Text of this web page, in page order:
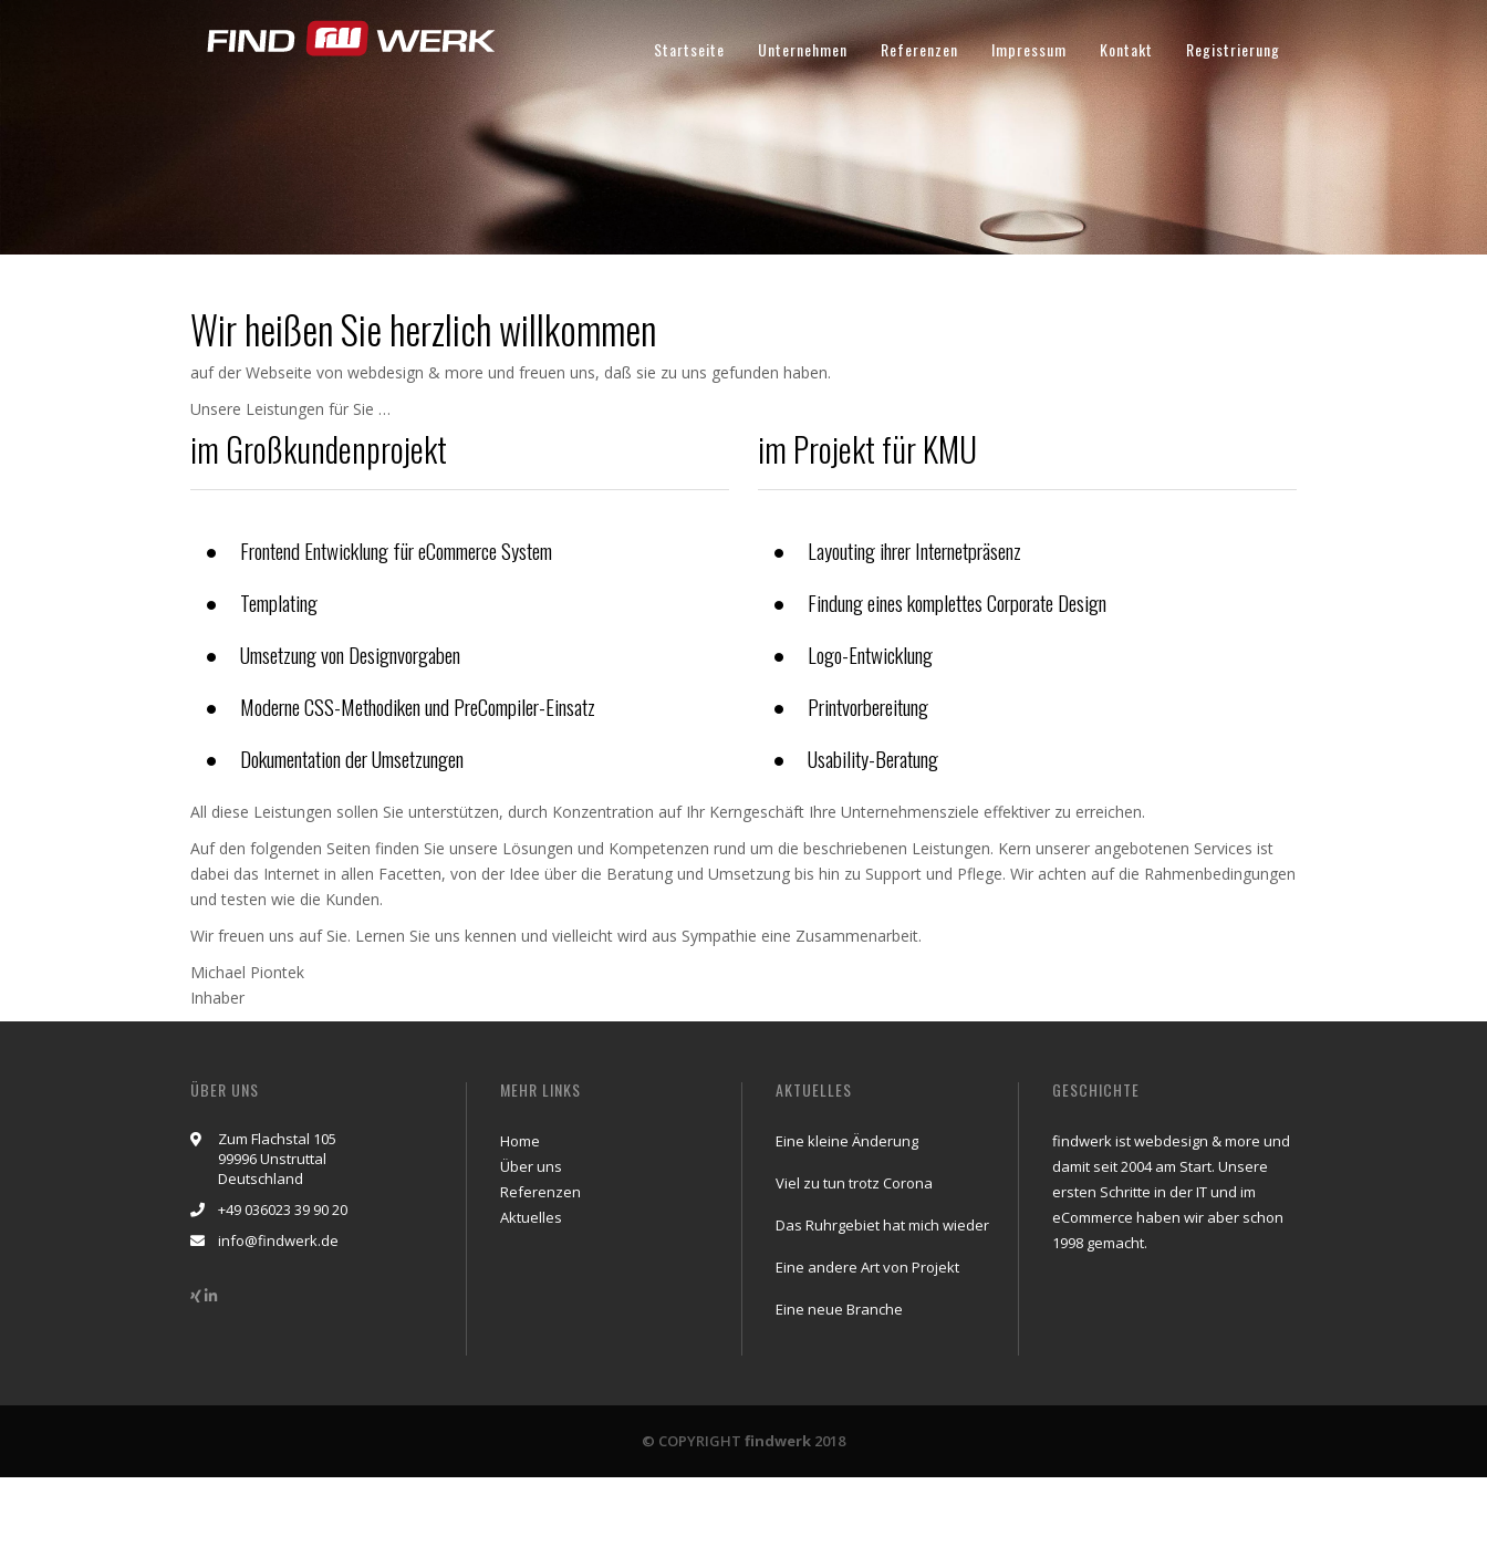
Startseite Unternehmen Referenzen Impressum Kontakt Registrierung
Wir heißen Sie herzlich willkommen
auf der Webseite von webdesign & more und freuen uns, daß sie zu uns gefunden haben.
Unsere Leistungen für Sie …
im Großkundenprojekt
Frontend Entwicklung für eCommerce System
Templating
Umsetzung von Designvorgaben
Moderne CSS-Methodiken und PreCompiler-Einsatz
Dokumentation der Umsetzungen
im Projekt für KMU
Layouting ihrer Internetpräsenz
Findung eines komplettes Corporate Design
Logo-Entwicklung
Printvorbereitung
Usability-Beratung
All diese Leistungen sollen Sie unterstützen, durch Konzentration auf Ihr Kerngeschäft Ihre Unternehmensziele effektiver zu erreichen.
Auf den folgenden Seiten finden Sie unsere Lösungen und Kompetenzen rund um die beschriebenen Leistungen. Kern unserer angebotenen Services ist
dabei das Internet in allen Facetten, von der Idee über die Beratung und Umsetzung bis hin zu Support und Pflege. Wir achten auf die Rahmenbedingungen
und testen wie die Kunden.
Wir freuen uns auf Sie. Lernen Sie uns kennen und vielleicht wird aus Sympathie eine Zusammenarbeit.
Michael Piontek
Inhaber
ÜBER UNS
Zum Flachstal 105
99996 Unstruttal
Deutschland
+49 036023 39 90 20
info@findwerk.de
MEHR LINKS
Home
Über uns
Referenzen
Aktuelles
AKTUELLES
Eine kleine Änderung
Viel zu tun trotz Corona
Das Ruhrgebiet hat mich wieder
Eine andere Art von Projekt
Eine neue Branche
GESCHICHTE
findwerk ist webdesign & more und
damit seit 2004 am Start. Unsere
ersten Schritte in der IT und im
eCommerce haben wir aber schon
1998 gemacht.
© COPYRIGHT findwerk 2018